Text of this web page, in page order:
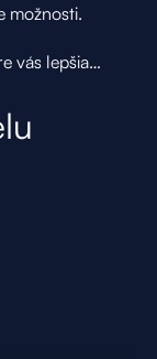
možnosti.
vás lepšia…